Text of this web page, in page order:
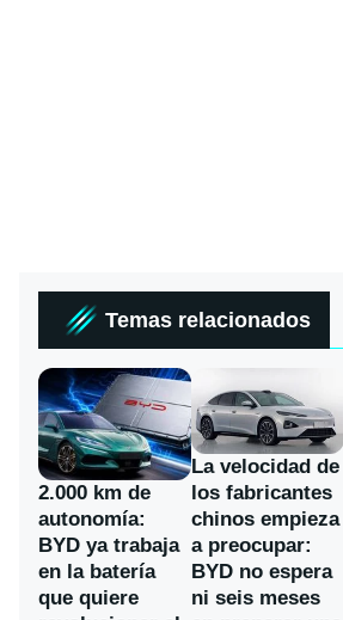
Temas relacionados
2.000 km de
autonomía:
BYD ya trabaja
en la batería
que quiere
La velocidad de
los fabricantes
chinos empieza
a preocupar:
BYD no espera
ni seis meses